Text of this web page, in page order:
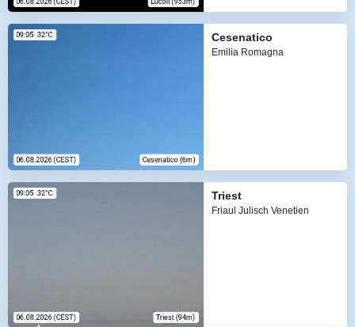
Cesenatico
Emilia Romagna
Triest
Friaul Julisch Venetien